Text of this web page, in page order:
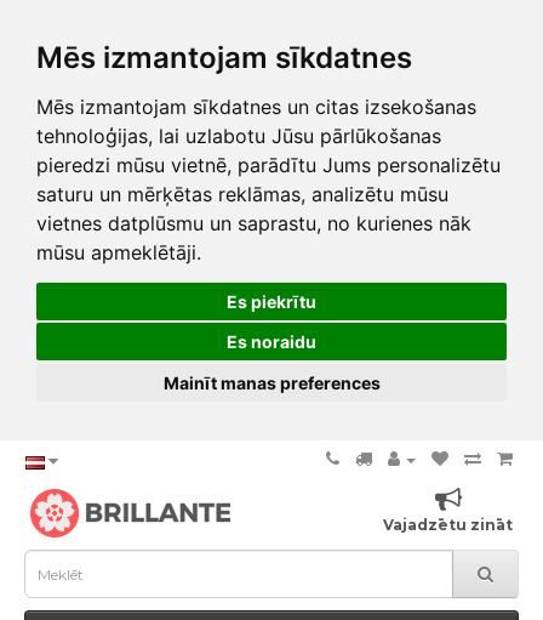
Mēs izmantojam sīkdatnes
Mēs izmantojam sīkdatnes un citas izsekošanas
tehnoloģijas, lai uzlabotu Jūsu pārlūkošanas
pieredzi mūsu vietnē, parādītu Jums personalizētu
saturu un mērķētas reklāmas, analizētu mūsu
vietnes datplūsmu un saprastu, no kurienes nāk
mūsu apmeklētāji.
Es piekrītu
Es noraidu
Mainīt manas preferences
Vajadzētu zināt